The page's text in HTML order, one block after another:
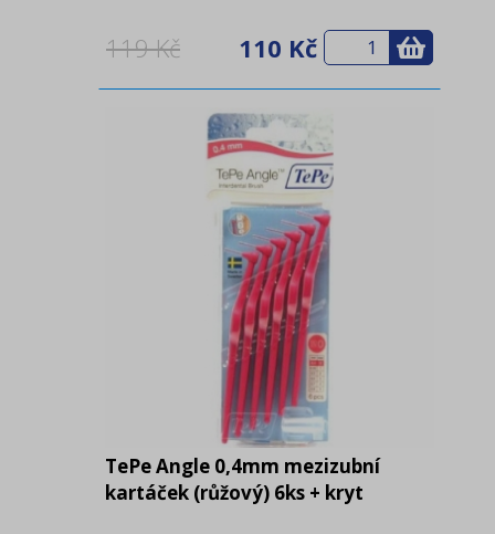
119 Kč 110 Kč
TePe Angle 0,4mm mezizubní
kartáček (růžový) 6ks + kryt